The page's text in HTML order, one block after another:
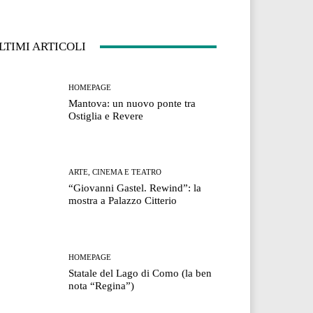
ARTICOLI
HOMEPAGE
Mantova: un nuovo ponte tra
Ostiglia e Revere
ARTE, CINEMA E TEATRO
“Giovanni Gastel. Rewind”: la
mostra a Palazzo Citterio
HOMEPAGE
Statale del Lago di Como (la ben
nota “Regina”)